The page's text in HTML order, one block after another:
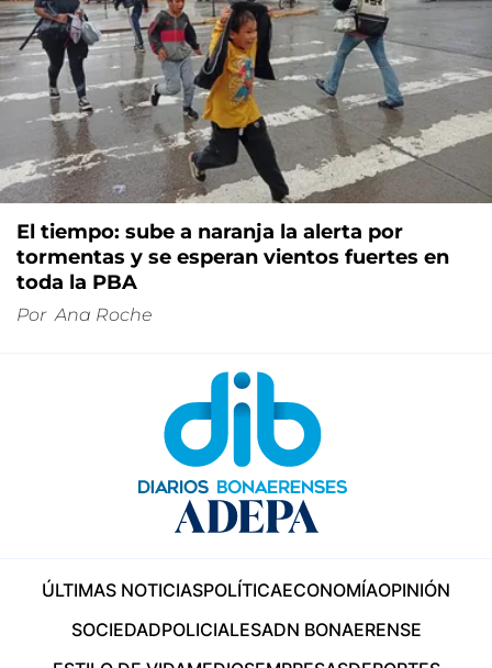
El tiempo: sube a naranja la alerta por
tormentas y se esperan vientos fuertes en
toda la PBA
Por Ana Roche
ÚLTIMAS NOTICIASPOLÍTICAECONOMÍAOPINIÓN
SOCIEDADPOLICIALESADN BONAERENSE